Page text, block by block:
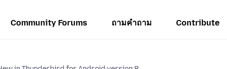
Community Forums ถามคำถาม Contribute